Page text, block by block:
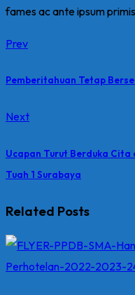
fames ac ante ipsum
Prev
Pemberitahuan Tetap
Next
Ucapan Turut Berduka Cita
Tuah 1 Surabaya
Related Posts